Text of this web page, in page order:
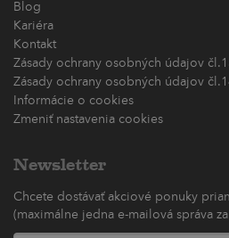
Blog
Kariéra
Kontakt
Zásady ochrany osobných údajov
Zásady ochrany osobných údajov
Informácie o cookies
Zmeniť nastavenia cookies
Newsletter
Chcete dostávať akciové ponuky
(maximálne jedna e-mailová správa